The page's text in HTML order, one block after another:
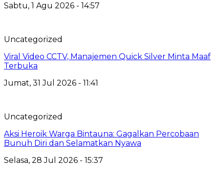
Sabtu, 1 Agu 2026 - 14:57
Uncategorized
Viral Video CCTV, Manajemen Quick Silver Minta Maaf
Terbuka
Jumat, 31 Jul 2026 - 11:41
Uncategorized
Aksi Heroik Warga Bintauna: Gagalkan Percobaan
Bunuh Diri dan Selamatkan Nyawa
Selasa, 28 Jul 2026 - 15:37